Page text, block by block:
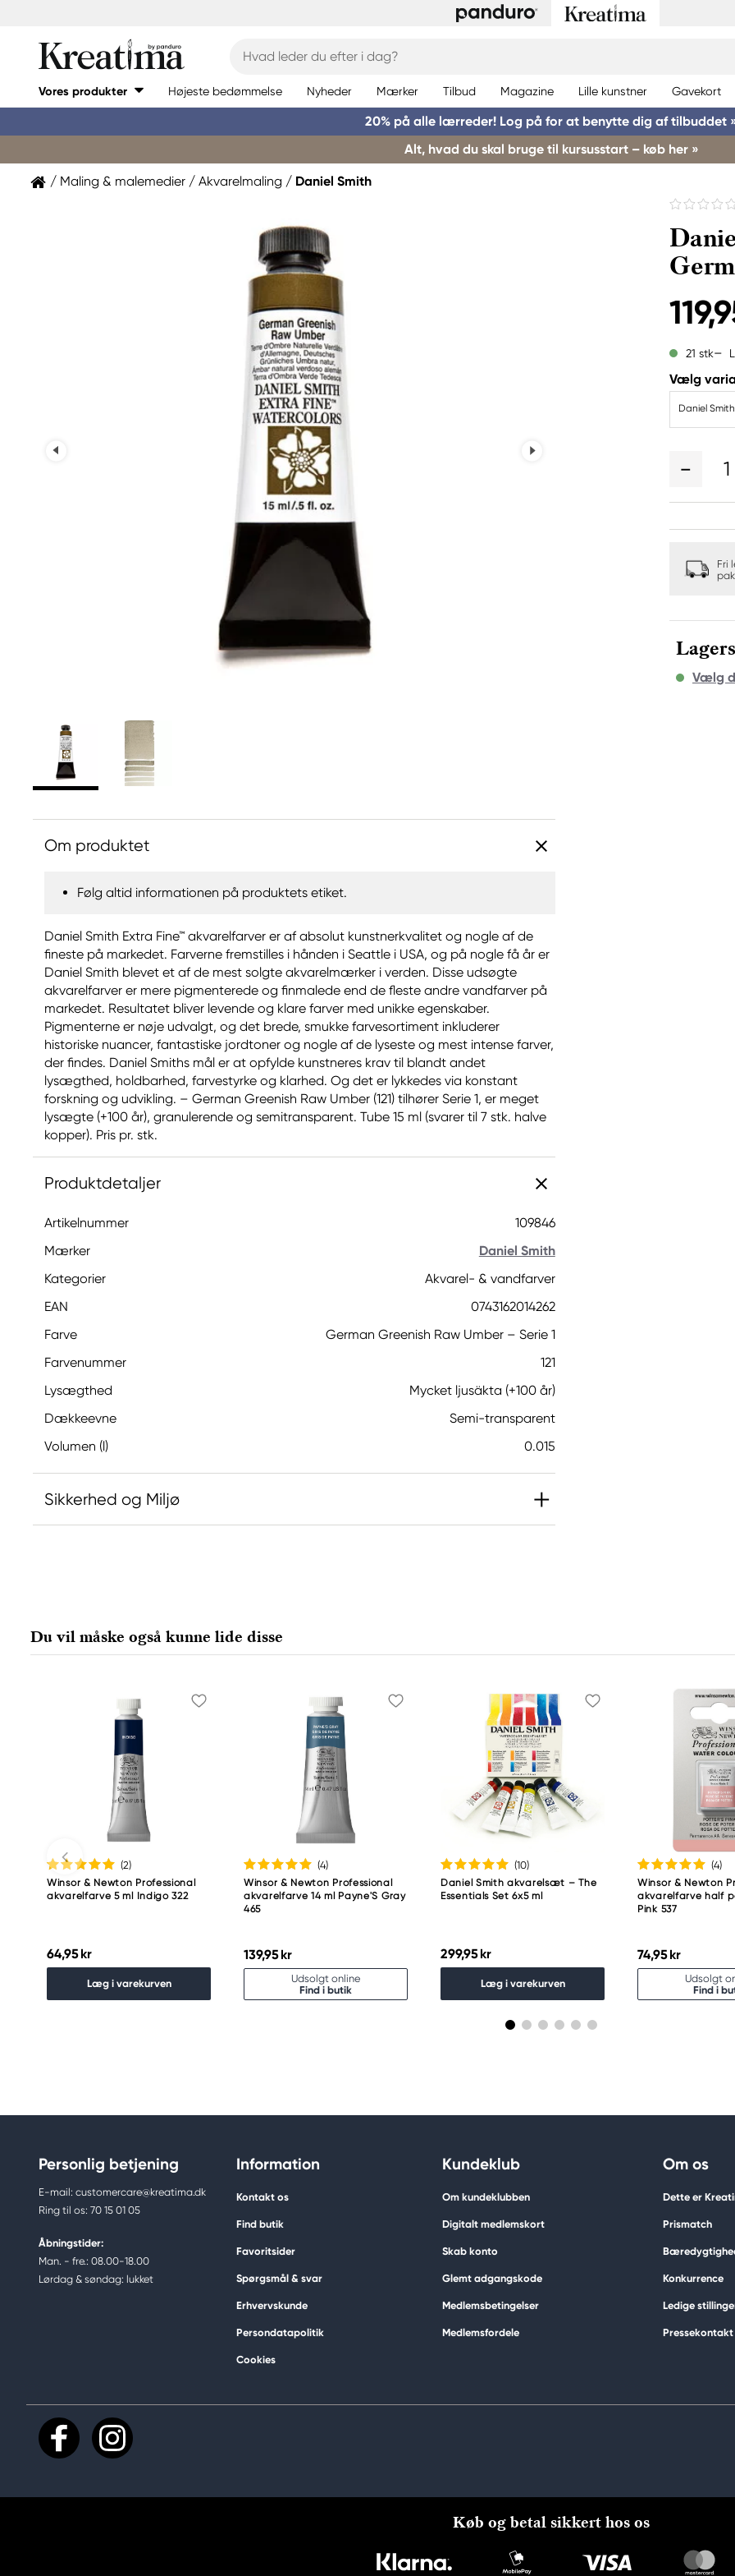
Vores produkter Højeste bedømmelse Nyheder Mærker Tilbud Magazine Lille kunstner Gavekort
20% på alle lærreder! Log på for at benytte dig af tilbuddet
Alt, hvad du skal bruge til kursusstart – køb her »
Maling & malemedier Akvarelmaling Daniel Smith
21 stk
Vælg
Daniel
1
Fri
Vælg
Om produktet
Følg altid informationen på produktets etiket.
Daniel Smith Extra Fine™ akvarelfarver er af absolut kunstnerkvalitet og nogle af de
fineste på markedet. Farverne fremstilles i hånden i Seattle i USA, og på nogle få år er
Daniel Smith blevet et af de mest solgte akvarelmærker i verden. Disse udsøgte
akvarelfarver er mere pigmenterede og finmalede end de fleste andre vandfarver på
markedet. Resultatet bliver levende og klare farver med unikke egenskaber.
Pigmenterne er nøje udvalgt, og det brede, smukke farvesortiment inkluderer
historiske nuancer, fantastiske jordtoner og nogle af de lyseste og mest intense farver,
der findes. Daniel Smiths mål er at opfylde kunstneres krav til blandt andet
lysægthed, holdbarhed, farvestyrke og klarhed. Og det er lykkedes via konstant
forskning og udvikling. – German Greenish Raw Umber (121) tilhører Serie 1, er meget
lysægte (+100 år), granulerende og semitransparent. Tube 15 ml (svarer til 7 stk. halve
kopper). Pris pr. stk.
Produktdetaljer
Artikelnummer
109846
Mærker
Daniel Smith
Kategorier
Akvarel- & vandfarver
EAN
0743162014262
Farve
German Greenish Raw Umber – Serie 1
Farvenummer
121
Lysægthed
Mycket ljusäkta (+100 år)
Dækkeevne
Semi-transparent
Volumen (l)
0.015
Sikkerhed og Miljø
1160 Köpenhamn K, Denmark
city@stelling.dk
Du vil måske også kunne lide disse
(2)
Winsor & Newton Professional
akvarelfarve 5 ml Indigo 322
64,95 kr
Læg i varekurven
(4)
Winsor & Newton Professional
akvarelfarve 14 ml Payne'S Gray
465
139,95 kr
Udsolgt online
Find i butik
(10)
Daniel Smith akvarelsæt – The
Essentials Set 6x5 ml
299,95 kr
Læg i varekurven
(4)
Winsor & Newton
akvarelfarve half
Pink 537
74,95 kr
Udsolgt
Find i
Personlig betjening
E-mail: customercare@kreatima.dk
Ring til os: 70 15 01 05
Åbningstider:
Man. - fre.: 08.00-18.00
Lørdag & søndag: lukket
Information
Kontakt os
Find butik
Favoritsider
Spørgsmål & svar
Erhvervskunde
Persondatapolitik
Cookies
Kundeklub
Om kundeklubben
Digitalt medlemskort
Skab konto
Glemt adgangskode
Medlemsbetingelser
Medlemsfordele
Om os
Dette er
Prismatch
Konkurrence
Ledige
Pressekontakt
Køb og betal sikkert hos os